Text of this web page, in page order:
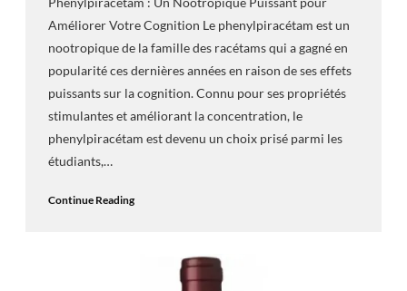
Améliorer Votre Cognition Le phenylpiracétam est un
nootropique de la famille des racétams qui a gagné en
popularité ces dernières années en raison de ses effets
puissants sur la cognition. Connu pour ses propriétés
stimulantes et améliorant la concentration, le
phenylpiracétam est devenu un choix prisé parmi les
étudiants,…
Continue Reading